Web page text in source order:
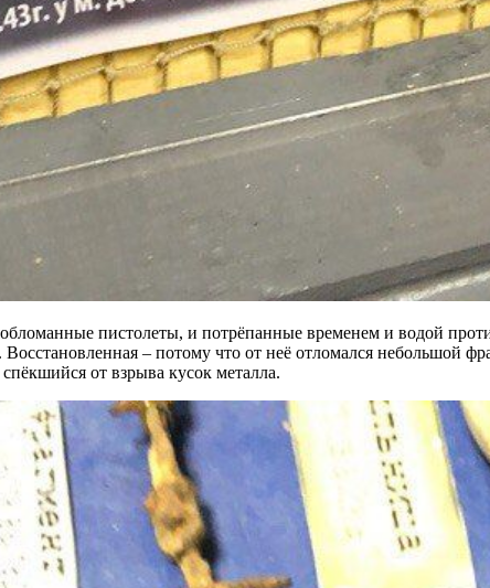
пистолеты, и потрёпанные временем и водой
– потому что от неё отломался небольшой
от взрыва кусок металла.